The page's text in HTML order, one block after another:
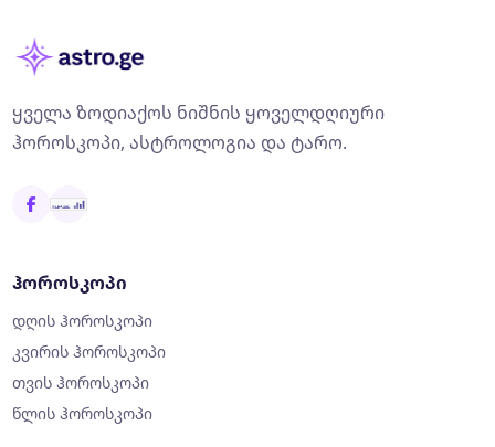
ყველა ზოდიაქოს ნიშნის ყოველდღიური
ჰოროსკოპი, ასტროლოგია და ტარო.
ჰოროსკოპი
დღის ჰოროსკოპი
კვირის ჰოროსკოპი
თვის ჰოროსკოპი
წლის ჰოროსკოპი